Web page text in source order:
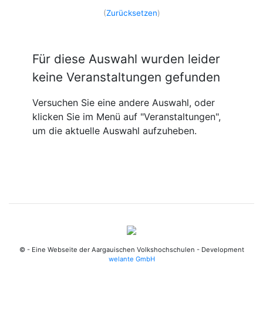
(Zurücksetzen)
Für diese Auswahl wurden leider
keine Veranstaltungen gefunden
Versuchen Sie eine andere Auswahl, oder
klicken Sie im Menü auf "Veranstaltungen",
um die aktuelle Auswahl aufzuheben.
© - Eine Webseite der Aargauischen Volkshochschulen - Development
welante GmbH